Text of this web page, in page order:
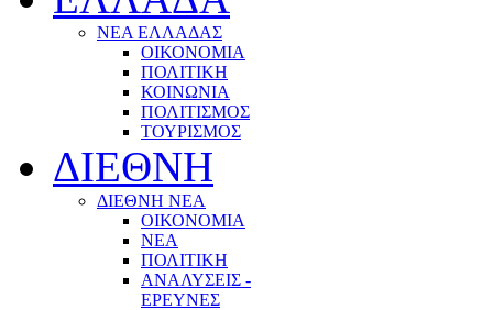
ΝΕΑ ΕΛΛΑΔΑΣ
ΟΙΚΟΝΟΜΙΑ
ΠΟΛΙΤΙΚΗ
ΚΟΙΝΩΝΙΑ
ΠΟΛΙΤΙΣΜΟΣ
ΤΟΥΡΙΣΜΟΣ
ΔΙΕΘΝΗ
ΔΙΕΘΝΗ ΝΕΑ
ΟΙΚΟΝΟΜΙΑ
ΝΕΑ
ΠΟΛΙΤΙΚΗ
ΑΝΑΛΥΣΕΙΣ -
ΕΡΕΥΝΕΣ